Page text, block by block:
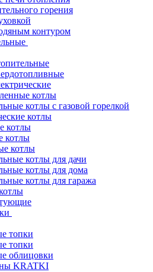
горения
контуром
котлы
котлы с газовой горелкой
котлы
котлы
котлы
котлы
котлы для дачи
котлы для дома
котлы для гаража
топки
топки
облицовки
KRATKI